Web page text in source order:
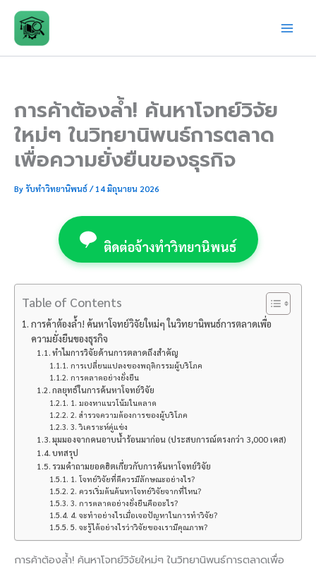
content
การค้าต้องล้ำ! ค้นหาโจทย์วิจัย
ใหม่ๆ ในวิทยานิพนธ์การตลาด
เพื่อความยั่งยืนของธุรกิจ
Byรับทำวิทยานิพนธ์/14 มิถุนายน 2026
ติดต่อจ้างทำวิทยานิพนธ์
Table of Contents
การค้าต้องล้ำ! ค้นหาโจทย์วิจัยใหม่ๆ ในวิทยานิพนธ์การตลาดเพื่อ
ความยั่งยืนของธุรกิจ
ทำไมการวิจัยด้านการตลาดถึงสำคัญ
การเปลี่ยนแปลงของพฤติกรรมผู้บริโภค
การตลาดอย่างยั่งยืน
กลยุทธ์ในการค้นหาโจทย์วิจัย
1. มองหาแนวโน้มในตลาด
2. สำรวจความต้องการของผู้บริโภค
3. วิเคราะห์คู่แข่ง
มุมมองจากคนอาบน้ำร้อนมาก่อน (ประสบการณ์ตรงกว่า 3,000 เคส)
บทสรุป
รวมคำถามยอดฮิตเกี่ยวกับการค้นหาโจทย์วิจัย
1. โจทย์วิจัยที่ดีควรมีลักษณะอย่างไร?
2. ควรเริ่มต้นค้นหาโจทย์วิจัยจากที่ไหน?
3. การตลาดอย่างยั่งยืนคืออะไร?
4. จะทำอย่างไรเมื่อเจอปัญหาในการทำวิจัย?
5. จะรู้ได้อย่างไรว่าวิจัยของเรามีคุณภาพ?
การค้าต้องล้ำ! ค้นหาโจทย์วิจัยใหม่ๆ ในวิทยานิพนธ์การตลาดเพื่อ